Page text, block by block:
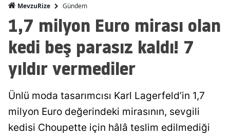
MevzuRize Gündem
1,7 milyon Euro mirası olan
kedi beş parasız kaldı! 7
yıldır vermediler
Ünlü moda tasarımcısı Karl Lagerfeld’in 1,7
milyon Euro değerindeki mirasının, sevgili
kedisi Choupette için hâlâ teslim edilmediği